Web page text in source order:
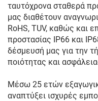
ταυτόχρονα σταθερά
μας διαθέτουν
RoHS, TUV, καθώς και
προστασίας IP66 και
δέσμευσή μας για την
ποιότητας και
Μέσω 25 ετών
αναπτύξει ισχυρές